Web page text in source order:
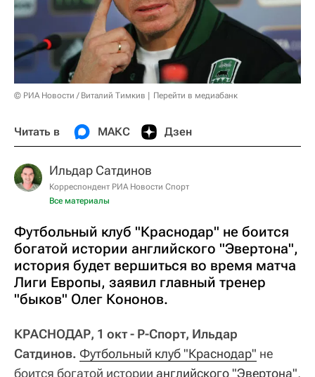
© РИА Новости / Виталий Тимкив Перейти в медиабанк
Читать в МАКС Дзен
Ильдар Сатдинов
Корреспондент РИА Новости Спорт
Все материалы
Футбольный клуб "Краснодар" не боится
богатой истории английского "Эвертона",
история будет вершиться во время матча
Лиги Европы, заявил главный тренер
"быков" Олег Кононов.
КРАСНОДАР, 1 окт - Р-Спорт, Ильдар
Сатдинов. Футбольный клуб "Краснодар" не
боится богатой истории английского "Эвертона",